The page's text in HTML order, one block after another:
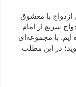
ازدواج با معشوق
دعا برای ازدواج سریع از امام
ایم. با مجموعه‌ای
در این مطلب